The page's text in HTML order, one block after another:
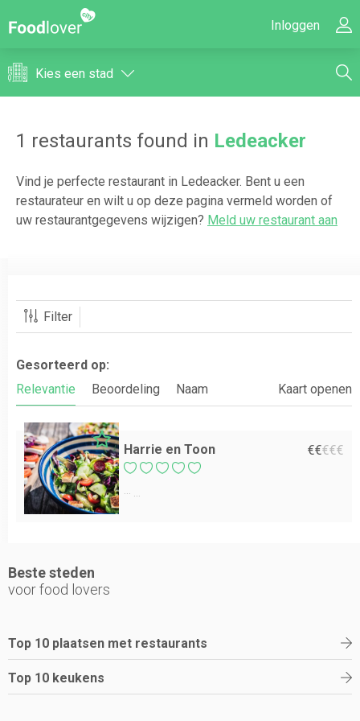
Inloggen
Kies een stad
1 restaurants found in Ledeacker
Vind je perfecte restaurant in Ledeacker. Bent u een
restaurateur en wilt u op deze pagina vermeld worden of
uw restaurantgegevens wijzigen? Meld uw restaurant aan
Filter
Gesorteerd op:
Relevantie
Beoordeling Naam Kaart openen
Harrie en Toon €€€€€
Beste steden
voor food lovers
Top 10 plaatsen met restaurants
Top 10 keukens